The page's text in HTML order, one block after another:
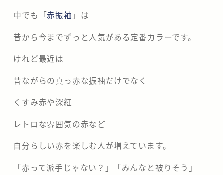
中でも「赤振袖 」は
昔から今までずっと人気がある定番カラーです。
けれど最近は
昔ながらの真っ赤な振袖だけでなく
くすみ赤や深紅
レトロな雰囲気の赤など
自分らしい赤を楽しむ人が増えています。
「赤って派手じゃない？」「みんなと被りそう」